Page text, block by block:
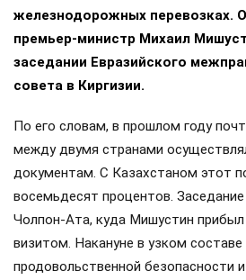
железнодорожных перевозках.
премьер-министр Михаил
заседании Евразийского
совета в Киргизии.
По его словам, в прошлом году
между двумя странами
документам. С Казахстаном этот
восемьдесят процентов.
Чолпон-Ата, куда Мишустин
визитом. Накануне в узком
продовольственной безопасности